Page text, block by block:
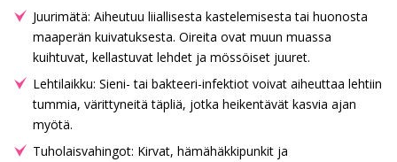
Juurimätä: Aiheutuu liiallisesta kastelemisesta tai huonosta
maaperän kuivatuksesta. Oireita ovat muun muassa
kuihtuvat, kellastuvat lehdet ja mössöiset juuret.
Lehtilaikku: Sieni- tai bakteeri-infektiot voivat aiheuttaa lehtiin
tummia, värittyneitä täpliä, jotka heikentävät kasvia ajan
myötä.
Tuholaisvahingot: Kirvat, hämähäkkipunkit ja